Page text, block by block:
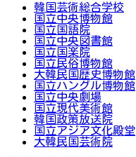
韓国芸術総合学校
国立中央博物館
国立国語院
国立中央図書館
国立国楽院
国立民俗博物館
大韓民国歴史博物館
国立ハングル博物館
国立中央劇場
国立現代美術館
韓国政策放送院
国立アジア文化殿堂
大韓民国芸術院